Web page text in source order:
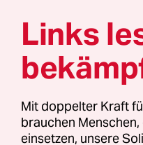
Беларуси. С
Литвы, Латвии,
Нидерландов.
чтобы поехать на
А я вас
мне вперед, – а
Links
Mit doppelter Kraft
brauchen
einsetzen, unsere